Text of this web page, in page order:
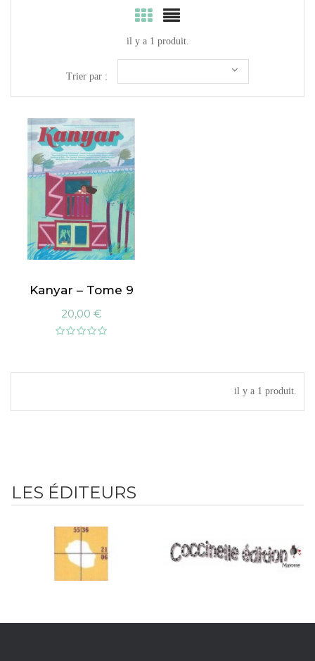
il y a 1 produit.
Trier par :
APERÇU
RAPIDE
Kanyar – Tome 9
20,00 €
il y a 1 produit.
LES ÉDITEURS